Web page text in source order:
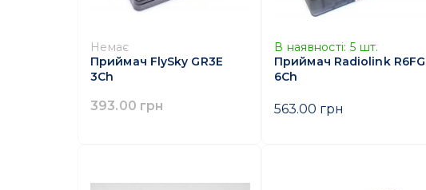
Немає
Приймач FlySky GR3E
3Сh
393.00 грн
В наявності: 5 шт.
Приймач Radiolink R6FG
6Ch
563.00 грн